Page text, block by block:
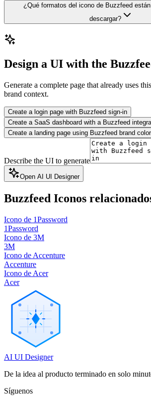
¿Qué formatos del icono de Buzzfeed
descargar?
Design a UI with the
Generate a complete page that already uses
brand context.
Create a login page with Buzzfeed sign-in
Create a SaaS dashboard with a Buzzfeed
Create a landing page using Buzzfeed brand
Describe the UI to generate
Open AI UI Designer
Buzzfeed Iconos
Icono de 1Password
1Password
Icono de 3M
3M
Icono de Accenture
Accenture
Icono de Acer
Acer
AI UI Designer
De la idea al producto terminado en solo
Síguenos